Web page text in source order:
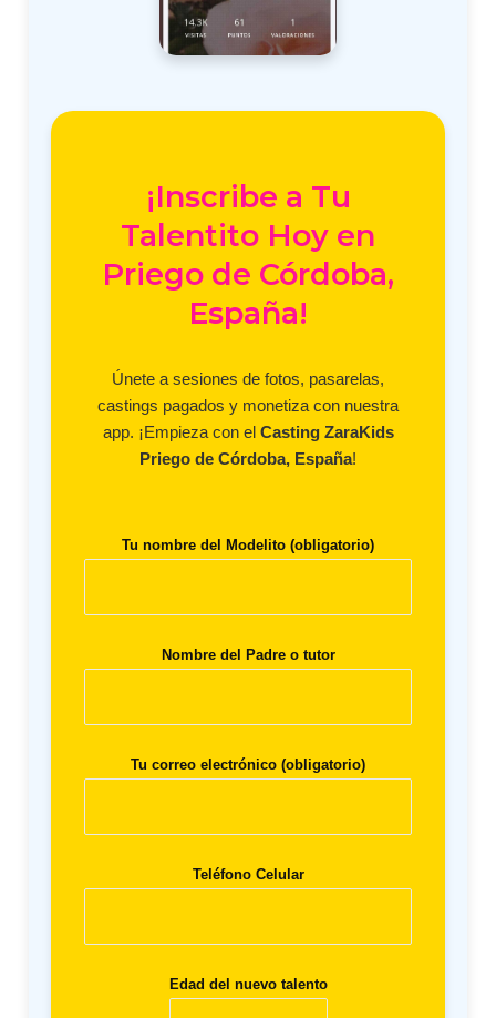
¡Inscribe a Tu
Talentito Hoy en
Priego de Córdoba,
España!
Únete a sesiones de fotos, pasarelas,
castings pagados y monetiza con nuestra
app. ¡Empieza con el Casting ZaraKids
Priego de Córdoba, España!
Tu nombre del Modelito (obligatorio)
Nombre del Padre o tutor
Tu correo electrónico (obligatorio)
Teléfono Celular
Edad del nuevo talento